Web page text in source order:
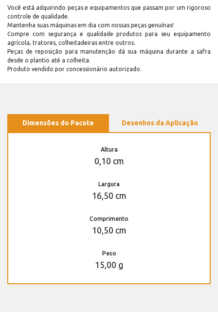
Você está adquirindo peças e equipamentos que passam por um rigoroso
controle de qualidade.
Mantenha suas máquinas em dia com nossas peças genuínas!
Compre com segurança e qualidade produtos para seu equipamento
agrícola, tratores, colheitadeiras entre outros.
Peças de reposição para manutenção dá sua máquina durante a safra
desde o plantio até a colheita.
Produto vendido por concessionário autorizado.
Dimensões do Pacote Desenhos da Aplicação
Altura
0,10 cm
Largura
16,50 cm
Comprimento
10,50 cm
Peso
15,00 g